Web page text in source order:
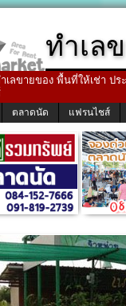
ทำเล
เลขายของ พื้นที่ให้เช่า ป
ตลาดนัด แฟรนไชส์